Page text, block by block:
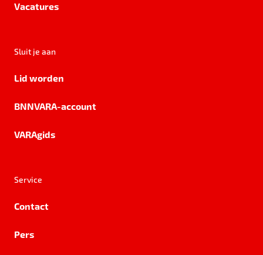
Vacatures
Sluit je aan
Lid worden
BNNVARA-account
VARAgids
Service
Contact
Pers